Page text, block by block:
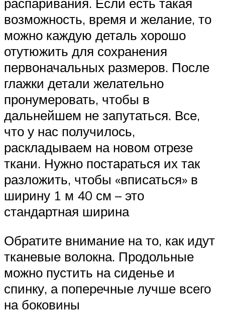
возможность, время и желание, то
можно каждую деталь хорошо
отутюжить для сохранения
первоначальных размеров. После
глажки детали желательно
пронумеровать, чтобы в
дальнейшем не запутаться. Все,
что у нас получилось,
раскладываем на новом отрезе
ткани. Нужно постараться их так
разложить, чтобы «вписаться» в
ширину 1 м 40 см – это
стандартная ширина
Обратите внимание на то, как идут
тканевые волокна. Продольные
можно пустить на сиденье и
спинку, а поперечные лучше всего
на боковины